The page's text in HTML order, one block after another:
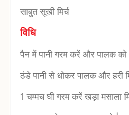
साबुत सूखी मिर्च
विधि
पैन में पानी गरम करें और पालक
ठंडे पानी से धोकर पालक और हरी
1 चम्मच घी गरम करें खड़ा मसाला